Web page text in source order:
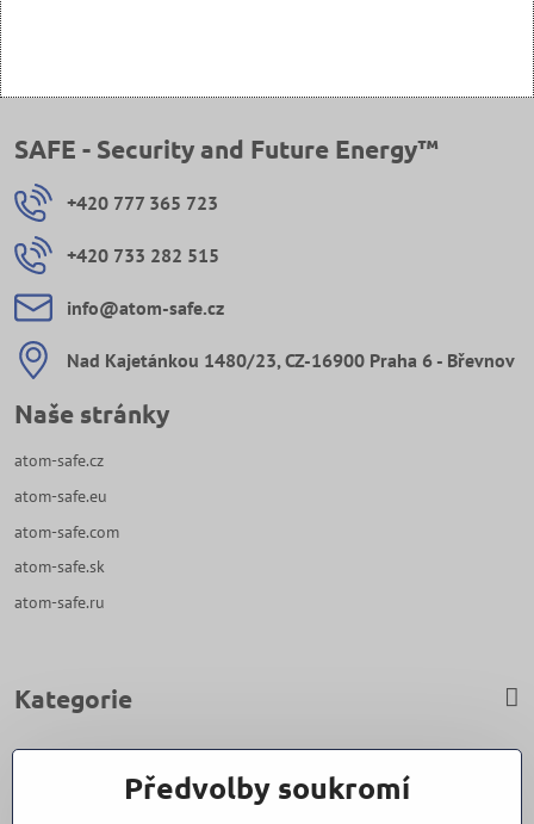
SAFE - Security and Future Energy™
+420 777 365 723
+420 733 282 515
info​@atom-safe​.cz
Nad Kajetánkou 1480/23, CZ-16900 Praha 6 - Břevnov
Naše stránky
atom-safe.cz
atom-safe.eu
atom-safe.com
atom-safe.sk
atom-safe.ru
Kategorie
Zavoláme Vám zpět
Předvolby soukromí